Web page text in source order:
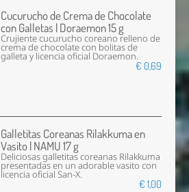
Cucurucho de Crema de Chocolate
con Galletas | Doraemon 15 g
Crujiente cucurucho coreano relleno de
crema de chocolate con bolitas de
galleta y licencia oficial Doraemon.
€ 0,69
Galletitas Coreanas Rilakkuma en
Vasito | NAMU 17 g
Deliciosas galletitas coreanas Rilakkuma
presentadas en un adorable vasito con
licencia oficial San-X.
€ 1,00